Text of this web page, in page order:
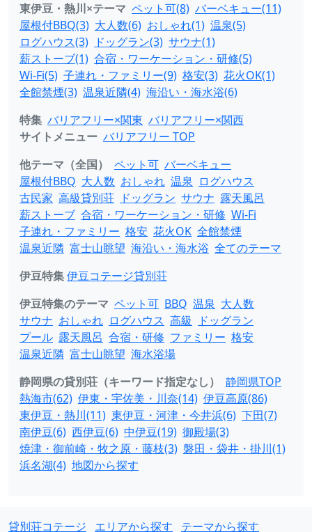
東伊豆・熱川×テーマ ペット可(8) バーベキュー(11)
屋根付BBQ(3) 大人数(6) おしゃれ(1) 温泉(5)
ログハウス(3) ドッグラン(3) サウナ(1)
薪ストーブ(1) 合宿・ワーケーション・研修(5)
Wi-Fi(5) 子連れ・ファミリー(9) 格安(3) 花火OK(1)
全館禁煙(3) 温泉近隣(4) 海沿い・海水浴(6)
特集 バリアフリー×関東 バリアフリー×関西
サイトメニュー バリアフリー TOP
他テーマ（全国）
ペット可 バーベキュー
屋根付BBQ 大人数 おしゃれ 温泉 ログハウス
古民家 高級貸別荘 ドッグラン サウナ 露天風呂
薪ストーブ 合宿・ワーケーション・研修 Wi-Fi
子連れ・ファミリー 格安 花火OK 全館禁煙
温泉近隣 富士山眺望 海沿い・海水浴 全てのテーマ
伊豆特集伊豆コテージ貸別荘
伊豆特集のテーマ ペット可 BBQ 温泉 大人数
サウナ おしゃれ ログハウス 高級
ドッグラン
プール 露天風呂 合宿・研修 ファミリー 格安
温泉近隣 富士山眺望 海水浴場
静岡県の貸別荘（キーワード指定なし）
静岡県TOP
熱海市(62) 伊東・宇佐美・川奈(14) 伊豆高原(86)
東伊豆・熱川(11) 東伊豆・河津・今井浜(6) 下田(7)
南伊豆(6) 西伊豆(6) 中伊豆(19) 御殿場(3)
焼津・御前崎・牧之原・藤枝(3) 磐田・袋井・掛川(1)
浜名湖(4) 地図から探す
貸別荘コテージ エリアから探す
テーマから探す